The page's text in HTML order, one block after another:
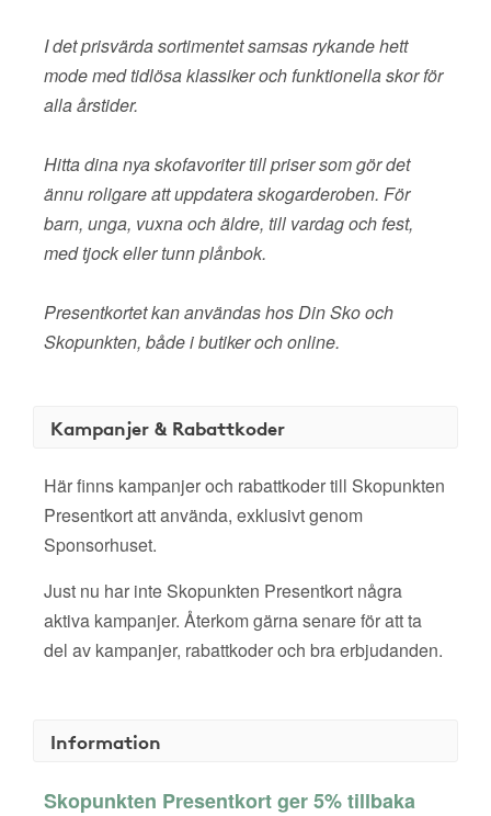
I det prisvärda sortimentet samsas rykande hett
mode med tidlösa klassiker och funktionella skor för
alla årstider.
Hitta dina nya skofavoriter till priser som gör det
ännu roligare att uppdatera skogarderoben. För
barn, unga, vuxna och äldre, till vardag och fest,
med tjock eller tunn plånbok.
Presentkortet kan användas hos Din Sko och
Skopunkten, både i butiker och online.
Kampanjer & Rabattkoder
Här finns kampanjer och rabattkoder till Skopunkten
Presentkort att använda, exklusivt genom
Sponsorhuset.
Just nu har inte Skopunkten Presentkort några
aktiva kampanjer. Återkom gärna senare för att ta
del av kampanjer, rabattkoder och bra erbjudanden.
Information
Skopunkten Presentkort ger 5% tillbaka